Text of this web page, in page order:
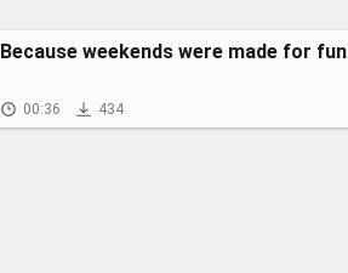
Because weekends were made for fun
00:36 434